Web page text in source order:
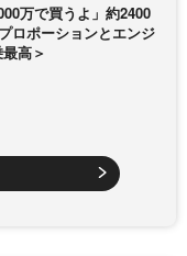
万で買うよ」約2400
ロポーションとエンジ
高＞